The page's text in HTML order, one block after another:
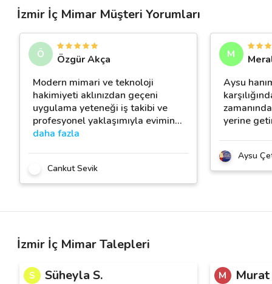
İzmir İç Mimar Müşteri Yorumları
Ö
Özgür Akça
Modern mimari ve teknoloji
hakimiyeti aklınızdan geçeni
uygulama yeteneği iş takibi ve
profesyonel yaklaşımıyla evimin…
daha fazla
Cankut Sevik
M
Aysu
yerine
Aysu
İzmir İç Mimar Talepleri
S Süheyla S. M Murat